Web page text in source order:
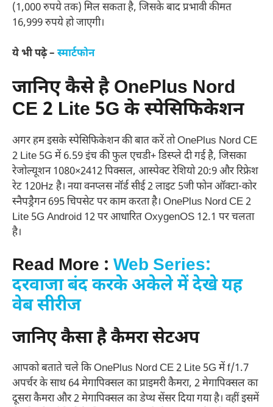
(1,000 रुपये तक) मिल सकता है, जिसके बाद प्रभावी कीमत
16,999 रुपये हो जाएगी।
ये भी पढ़े – स्मार्टफोन
जानिए कैसे है OnePlus Nord
CE 2 Lite 5G के स्पेसिफिकेशन
अगर हम इसके स्पेसिफिकेशन की बात करें तो OnePlus Nord CE
2 Lite 5G में 6.59 इंच की फुल एचडी+ डिस्प्ले दी गई है, जिसका
रेजोल्यूशन 1080×2412 पिक्सल, आस्पेक्ट रेशियो 20:9 और रिफ्रेश
रेट 120Hz है। नया वनप्लस नॉर्ड सीई 2 लाइट 5जी फोन ऑक्टा-कोर
स्नैपड्रैगन 695 चिपसेट पर काम करता है। OnePlus Nord CE 2
Lite 5G Android 12 पर आधारित OxygenOS 12.1 पर चलता
है।
Read More : Web Series:
दरवाजा बंद करके अकेले में देखे यह
वेब सीरीज
जानिए कैसा है कैमरा सेटअप
आपको बताते चले कि OnePlus Nord CE 2 Lite 5G में f/1.7
अपर्चर के साथ 64 मेगापिक्सल का प्राइमरी कैमरा, 2 मेगापिक्सल का
दूसरा कैमरा और 2 मेगापिक्सल का डेप्थ सेंसर दिया गया है। वहीं इसमें